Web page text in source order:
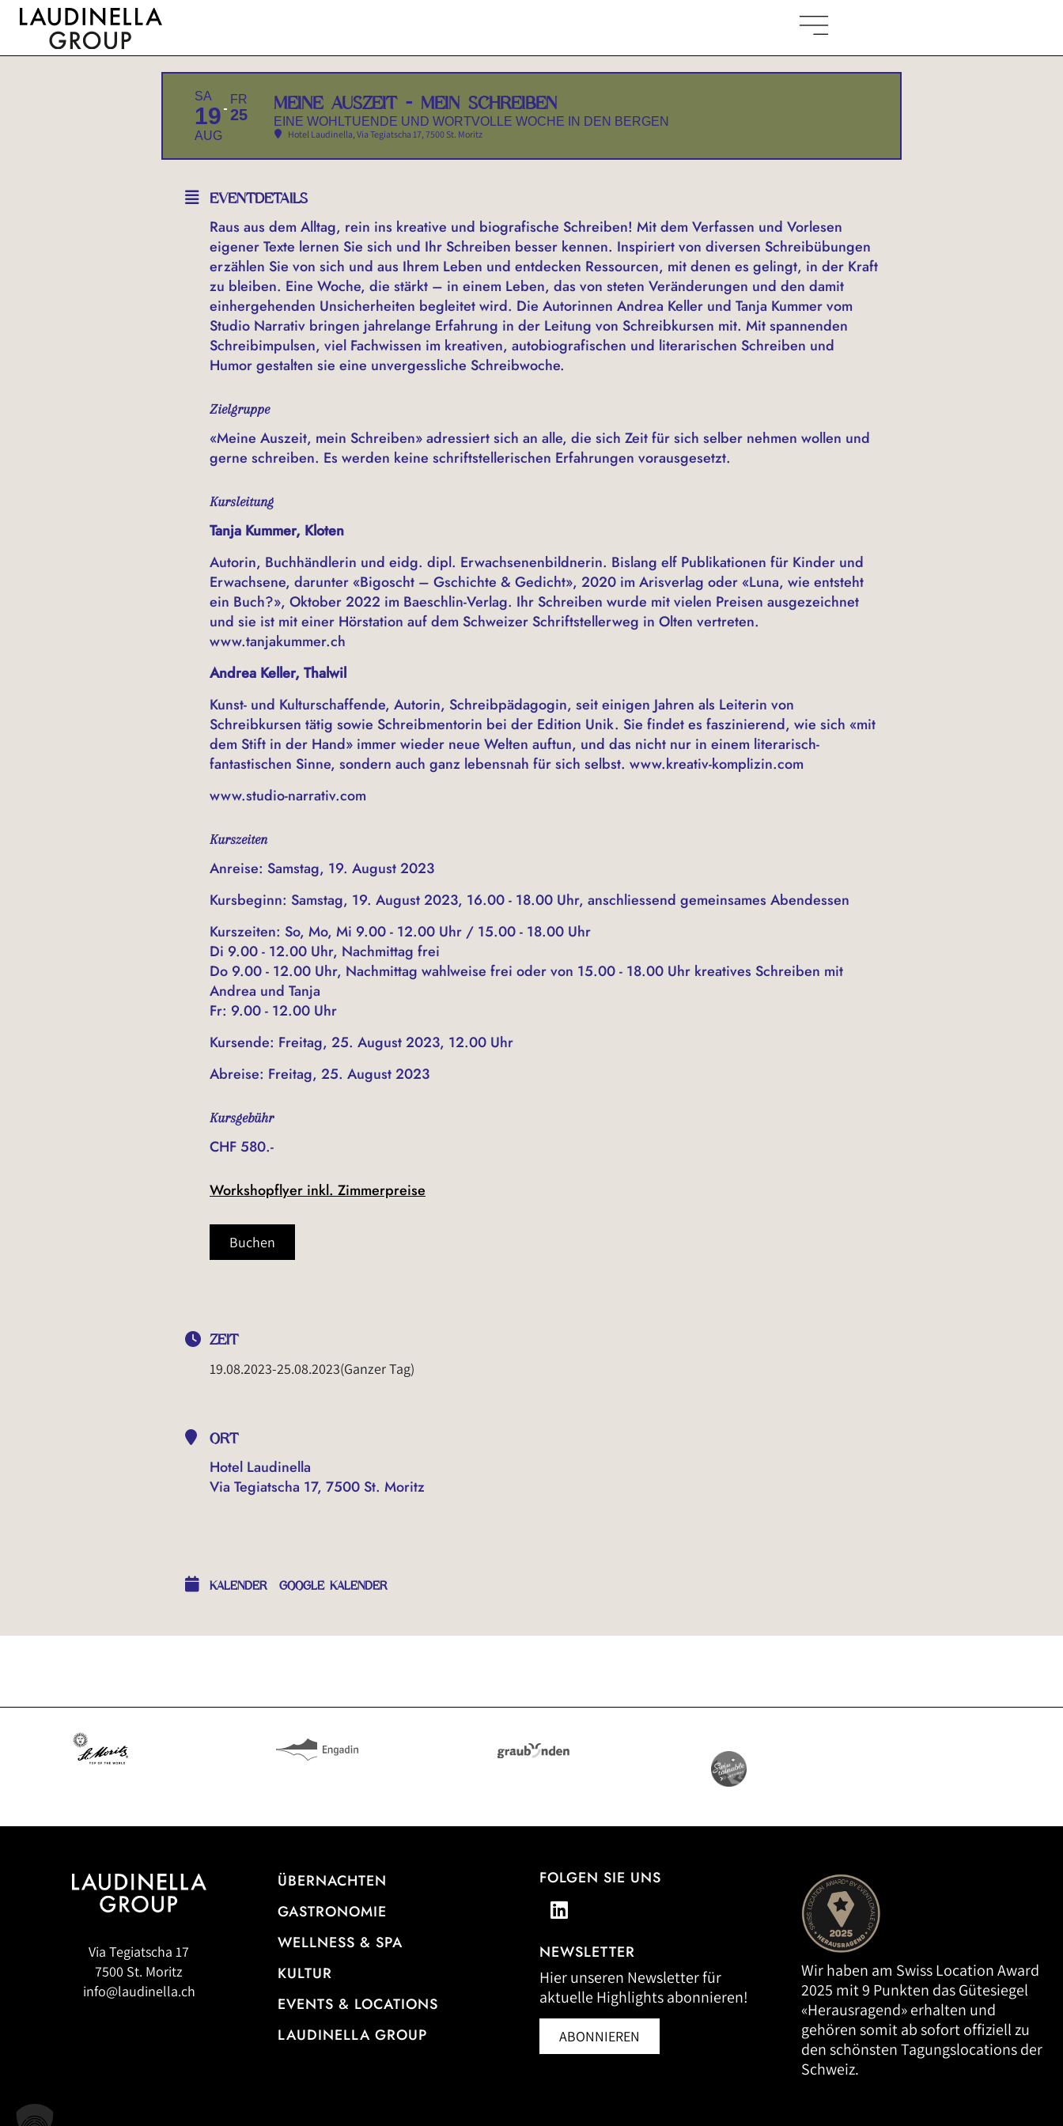
SA
19
AUG
FR
25
MEINE AUSZEIT - MEIN SCHREIBEN
EINE WOHLTUENDE UND WORTVOLLE WOCHE IN DEN BERGEN
Hotel Laudinella, Via Tegiatscha 17, 7500 St. Moritz
EVENTDETAILS
Raus aus dem Alltag, rein ins kreative und biografische Schreiben! Mit dem Verfassen und Vorlesen
eigener Texte lernen Sie sich und Ihr Schreiben besser kennen. Inspiriert von diversen Schreibübungen
erzählen Sie von sich und aus Ihrem Leben und entdecken Ressourcen, mit denen es gelingt, in der Kraft
zu bleiben. Eine Woche, die stärkt – in einem Leben, das von steten Veränderungen und den damit
einhergehenden Unsicherheiten begleitet wird. Die Autorinnen Andrea Keller und Tanja Kummer vom
Studio Narrativ bringen jahrelange Erfahrung in der Leitung von Schreibkursen mit. Mit spannenden
Schreibimpulsen, viel Fachwissen im kreativen, autobiografischen und literarischen Schreiben und
Humor gestalten sie eine unvergessliche Schreibwoche.
Zielgruppe
«Meine Auszeit, mein Schreiben» adressiert sich an alle, die sich Zeit für sich selber nehmen wollen und
gerne schreiben. Es werden keine schriftstellerischen Erfahrungen vorausgesetzt.
Kursleitung
Tanja Kummer, Kloten
Autorin, Buchhändlerin und eidg. dipl. Erwachsenenbildnerin. Bislang elf Publikationen für Kinder und
Erwachsene, darunter «Bigoscht – Gschichte & Gedicht», 2020 im Arisverlag oder «Luna, wie entsteht
ein Buch?», Oktober 2022 im Baeschlin-Verlag. Ihr Schreiben wurde mit vielen Preisen ausgezeichnet
und sie ist mit einer Hörstation auf dem Schweizer Schriftstellerweg in Olten vertreten.
www.tanjakummer.ch
Andrea Keller, Thalwil
Kunst- und Kulturschaffende, Autorin, Schreibpädagogin, seit einigen Jahren als Leiterin von
Schreibkursen tätig sowie Schreibmentorin bei der Edition Unik. Sie findet es faszinierend, wie sich «mit
dem Stift in der Hand» immer wieder neue Welten auftun, und das nicht nur in einem literarisch-
fantastischen Sinne, sondern auch ganz lebensnah für sich selbst. www.kreativ-komplizin.com
www.studio-narrativ.com
Kurszeiten
Anreise: Samstag, 19. August 2023
Kursbeginn: Samstag, 19. August 2023, 16.00 - 18.00 Uhr, anschliessend gemeinsames Abendessen
Kurszeiten: So, Mo, Mi 9.00 - 12.00 Uhr / 15.00 - 18.00 Uhr
Di 9.00 - 12.00 Uhr, Nachmittag frei
Do 9.00 - 12.00 Uhr, Nachmittag wahlweise frei oder von 15.00 - 18.00 Uhr kreatives Schreiben mit
Andrea und Tanja
Fr: 9.00 - 12.00 Uhr
Kursende: Freitag, 25. August 2023, 12.00 Uhr
Abreise: Freitag, 25. August 2023
Kursgebühr
CHF 580.-
Workshopflyer inkl. Zimmerpreise
Buchen
ZEIT
19.08.2023-25.08.2023(Ganzer Tag)
ORT
Hotel Laudinella
Via Tegiatscha 17, 7500 St. Moritz
KALENDER GOOGLE KALENDER
Via Tegiatscha 17
7500 St. Moritz
info@laudinella.ch
ÜBERNACHTEN
GASTRONOMIE
WELLNESS & SPA
KULTUR
EVENTS & LOCATIONS
LAUDINELLA GROUP
FOLGEN SIE UNS
NEWSLETTER
Hier unseren Newsletter für
aktuelle Highlights abonnieren!
ABONNIEREN
Wir haben am Swiss Location Award
2025 mit 9 Punkten das Gütesiegel
«Herausragend» erhalten und
gehören somit ab sofort offiziell zu
den schönsten Tagungslocations der
Schweiz.